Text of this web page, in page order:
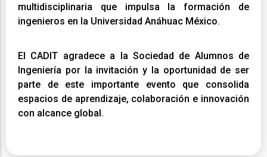
multidisciplinaria que impulsa la formación de
ingenieros en la Universidad Anáhuac México.
El CADIT agradece a la Sociedad de Alumnos de
Ingeniería por la invitación y la oportunidad de ser
parte de este importante evento que consolida
espacios de aprendizaje, colaboración e innovación
con alcance global.